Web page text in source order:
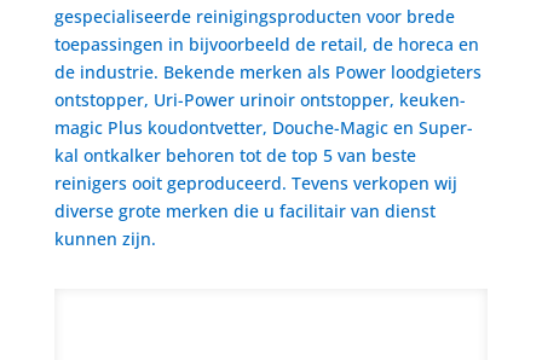
gespecialiseerde reinigingsproducten voor brede
toepassingen in bijvoorbeeld de retail, de horeca en
de industrie. Bekende merken als Power loodgieters
ontstopper, Uri-Power urinoir ontstopper, keuken-
magic Plus koudontvetter, Douche-Magic en Super-
kal ontkalker behoren tot de top 5 van beste
reinigers ooit geproduceerd. Tevens verkopen wij
diverse grote merken die u facilitair van dienst
kunnen zijn.